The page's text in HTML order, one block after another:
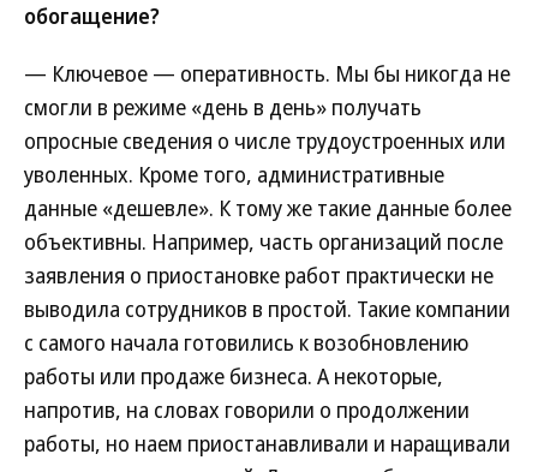
обогащение?
— Ключевое — оперативность. Мы бы никогда не
смогли в режиме «день в день» получать
опросные сведения о числе трудоустроенных или
уволенных. Кроме того, административные
данные «дешевле». К тому же такие данные более
объективны. Например, часть организаций после
заявления о приостановке работ практически не
выводила сотрудников в простой. Такие компании
с самого начала готовились к возобновлению
работы или продаже бизнеса. А некоторые,
напротив, на словах говорили о продолжении
работы, но наем приостанавливали и наращивали